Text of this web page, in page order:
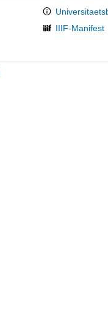
IIIF-Manifest